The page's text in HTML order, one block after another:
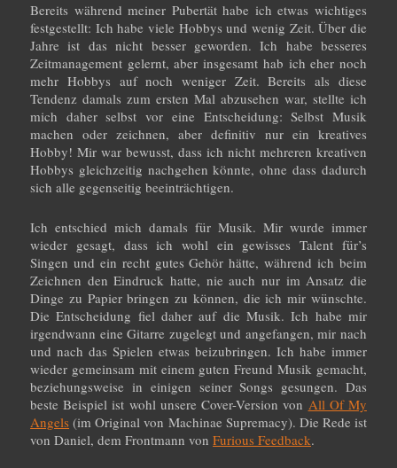
Bereits während meiner Pubertät habe ich etwas wichtiges
festgestellt: Ich habe viele Hobbys und wenig Zeit. Über die
Jahre ist das nicht besser geworden. Ich habe besseres
Zeitmanagement gelernt, aber insgesamt hab ich eher noch
mehr Hobbys auf noch weniger Zeit. Bereits als diese
Tendenz damals zum ersten Mal abzusehen war, stellte ich
mich daher selbst vor eine Entscheidung: Selbst Musik
machen oder zeichnen, aber definitiv nur ein kreatives
Hobby! Mir war bewusst, dass ich nicht mehreren kreativen
Hobbys gleichzeitig nachgehen könnte, ohne dass dadurch
sich alle gegenseitig beeinträchtigen.
Ich entschied mich damals für Musik. Mir wurde immer
wieder gesagt, dass ich wohl ein gewisses Talent für’s
Singen und ein recht gutes Gehör hätte, während ich beim
Zeichnen den Eindruck hatte, nie auch nur im Ansatz die
Dinge zu Papier bringen zu können, die ich mir wünschte.
Die Entscheidung fiel daher auf die Musik. Ich habe mir
irgendwann eine Gitarre zugelegt und angefangen, mir nach
und nach das Spielen etwas beizubringen. Ich habe immer
wieder gemeinsam mit einem guten Freund Musik gemacht,
beziehungsweise in einigen seiner Songs gesungen. Das
beste Beispiel ist wohl unsere Cover-Version von All Of My
Angels (im Original von Machinae Supremacy). Die Rede ist
von Daniel, dem Frontmann vonFurious Feedback.